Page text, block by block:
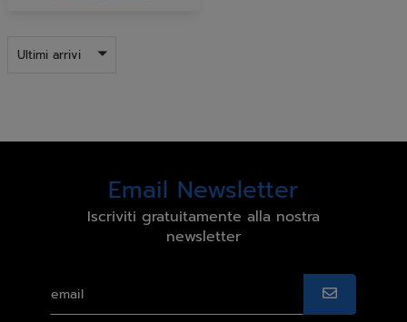
Ultimi arrivi
Email Newsletter
Iscriviti gratuitamente alla nostra
newsletter